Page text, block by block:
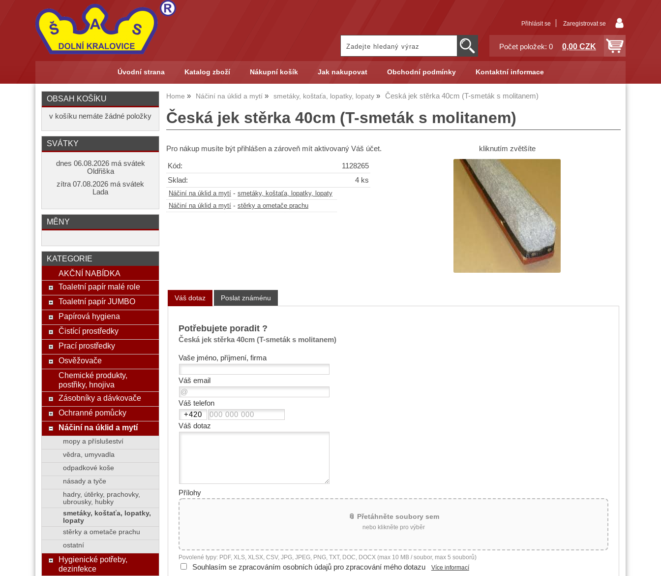
Přihlásit se Zaregistrovat se
Počet položek: 0 0,00 CZK
Úvodní strana Katalog zboží Nákupní košík Jak nakupovat Obchodní podmínky Kontaktní informace
Home Náčiní na úklid a mytí smetáky, koštaťa, lopatky, lopaty Česká jek stěrka 40cm (T-smeták s molitanem)
Česká jek stěrka 40cm (T-smeták s molitanem)
kliknutím zvětšíte
Pro nákup musíte být přihlášen a zároveň mít aktivovaný Váš účet.
Kód:
1128265
Sklad:
4 ks
Náčiní na úklid a mytí - smetáky, koštaťa, lopatky, lopaty
Náčiní na úklid a mytí - stěrky a ometače prachu
Váš dotaz Poslat známénu
Potřebujete poradit ?
Česká jek stěrka 40cm (T-smeták s molitanem)
Vaše jméno, příjmení, firma
Váš email
Váš telefon
Váš dotaz
Přílohy
📎 Přetáhněte soubory sem
nebo klikněte pro výběr
Povolené typy: PDF, XLS, XLSX, CSV, JPG, JPEG, PNG, TXT, DOC, DOCX (max 10 MB / soubor, max 5 souborů)
Souhlasím se zpracováním osobních údajů pro zpracování mého dotazu Více informací
OBSAH KOŠÍKU
v košíku nemáte žádné položky
SVÁTKY
dnes 06.08.2026 má svátek
Oldřiška
zítra 07.08.2026 má svátek
Lada
MĚNY
KATEGORIE
AKČNÍ NABÍDKA
Toaletní papír malé role
Toaletní papír JUMBO
Papírová hygiena
Čistící prostředky
Prací prostředky
Osvěžovače
Chemické produkty,
postřiky, hnojiva
Zásobníky a dávkovače
Ochranné pomůcky
Náčiní na úklid a mytí
mopy a příslušeství
vědra, umyvadla
odpadkové koše
násady a tyče
hadry, útěrky, prachovky,
ubrousky, hubky
smetáky, koštaťa, lopatky,
lopaty
stěrky a ometače prachu
ostatní
Hygienické potřeby,
dezinfekce